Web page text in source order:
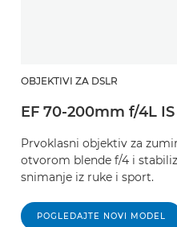
OBJEKTIVI ZA DSLR
EF 70-200mm f/4L IS
Prvoklasni objektiv za
otvorom blende f/4 i
snimanje iz ruke i sport.
POGLEDAJTE NOVI MODEL